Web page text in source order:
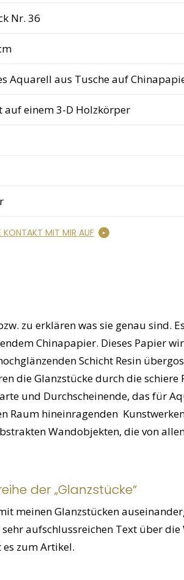
Nr. 36
Aquarell aus Tusche auf
auf einem 3-D Holzkörper
KONTAKT MIT MIR AUF
zu erklären was sie genau sind.
Chinapapier. Dieses Papier
Schicht Resin
die Glanzstücke durch die schiere
und Durchscheinende, das für
Raum hineinragenden
Wandobjekten, die von
der „Glanzstücke“
meinen Glanzstücken
aufschlussreichen Text über
zum Artikel.